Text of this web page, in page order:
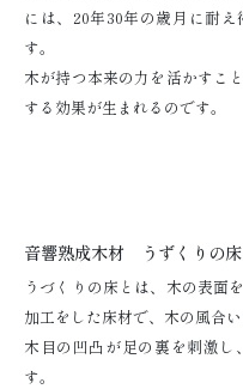
には、20年30年の歳月に耐
す。
木が持つ本来の力を活かすこ
する効果が生まれるのです。
音響熟成木材 うずくりの床
うづくりの床とは、木の表面
加工をした床材で、木の風合
木目の凹凸が足の裏を刺激し
す。